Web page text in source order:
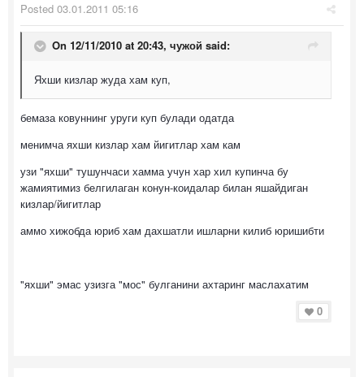
Posted 03.01.2011 05:16
On 12/11/2010 at 20:43, чужой said:
Яхши кизлар жуда хам куп,
бемаза ковуннинг уруги куп булади одатда
менимча яхши кизлар хам йигитлар хам кам
узи "яхши" тушунчаси хамма учун хар хил купинча бу
жамиятимиз белгилаган конун-коидалар билан яшайдиган
кизлар/йигитлар
аммо хижобда юриб хам дахшатли ишларни килиб юришибти
"яхши" эмас узизга "мос" булганини ахтаринг маслахатим
0